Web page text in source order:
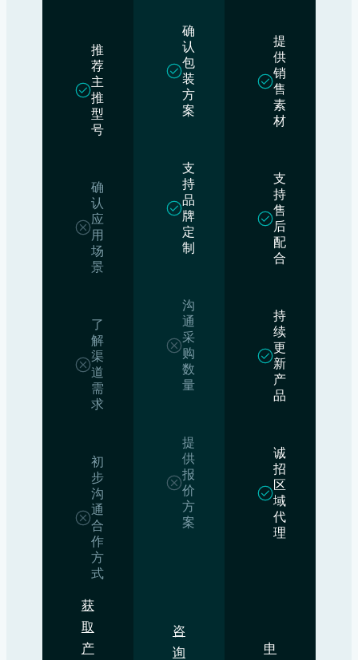
推
荐
主
推
型
号
确
认
应
用
场
景
了
解
渠
道
需
求
初
步
沟
通
合
作
方
式
获
取
产
确
认
包
装
方
案
支
持
品
牌
定
制
沟
通
采
购
数
量
提
供
报
价
方
案
咨
询
提
供
销
售
素
材
支
持
售
后
配
合
持
续
更
新
产
品
诚
招
区
域
代
理
申